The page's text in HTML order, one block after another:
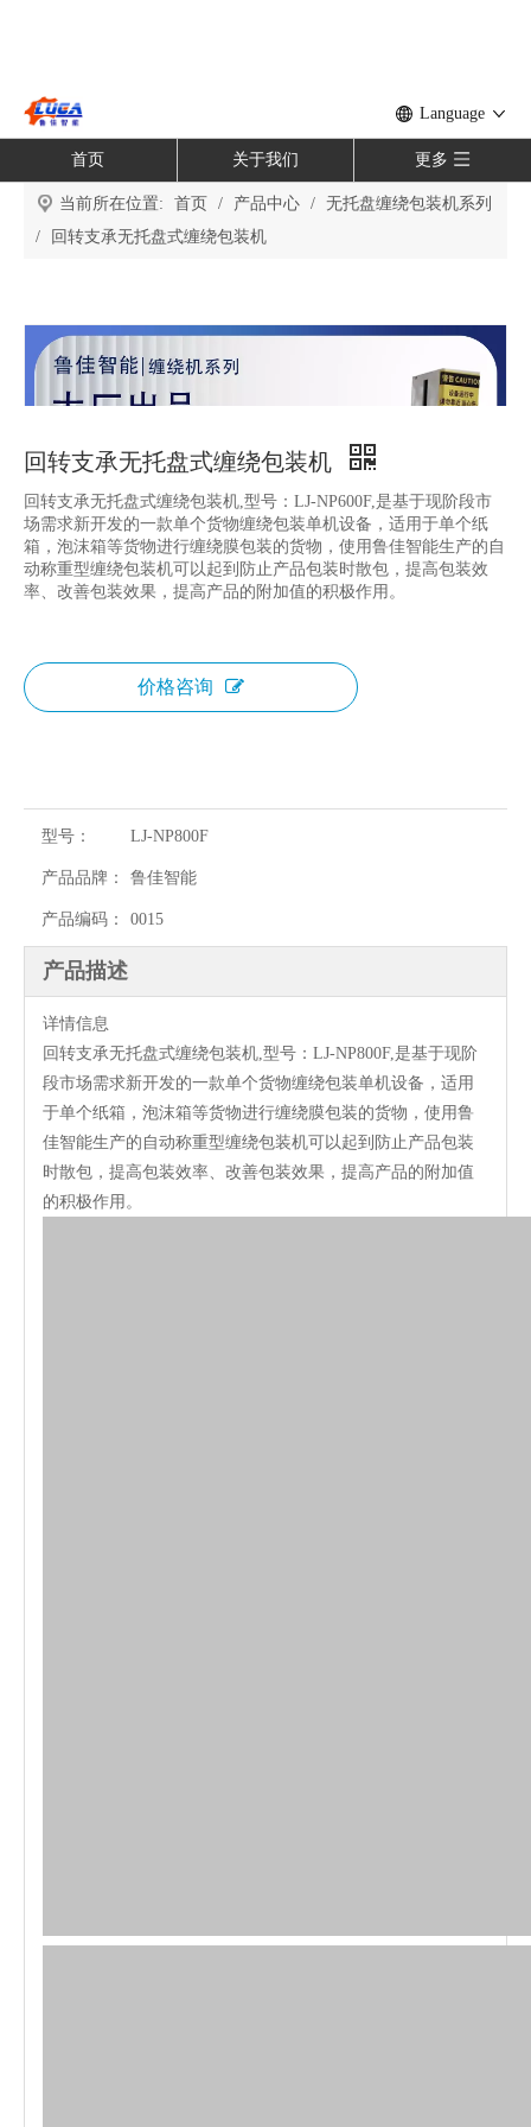
Language
首页 关于我们 更多
当前所在位置: 首页 / 产品中心 / 无托盘缠绕包装机系列
/
回转支承无托盘式缠绕包装机
回转支承无托盘式缠绕包装机
回转支承无托盘式缠绕包装机,型号：LJ-NP600F,是基于现阶段市
场需求新开发的一款单个货物缠绕包装单机设备，适用于单个纸
箱，泡沫箱等货物进行缠绕膜包装的货物，使用鲁佳智能生产的自
动称重型缠绕包装机可以起到防止产品包装时散包，提高包装效
率、改善包装效果，提高产品的附加值的积极作用。
价格咨询
型号： LJ-NP800F
产品品牌： 鲁佳智能
产品编码： 0015
产品描述
详情信息
回转支承无托盘式缠绕包装机,型号：LJ-NP800F,是基于现阶
段市场需求新开发的一款单个货物缠绕包装单机设备，适用
于单个纸箱，泡沫箱等货物进行缠绕膜包装的货物，使用鲁
佳智能生产的自动称重型缠绕包装机可以起到防止产品包装
时散包，提高包装效率、改善包装效果，提高产品的附加值
的积极作用。